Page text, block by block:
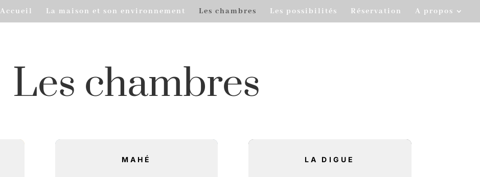
Accueil La maison et son environnement Les chambres Les possibilités Réservation A propos
Les chambres
MAHÉ LA DIGUE